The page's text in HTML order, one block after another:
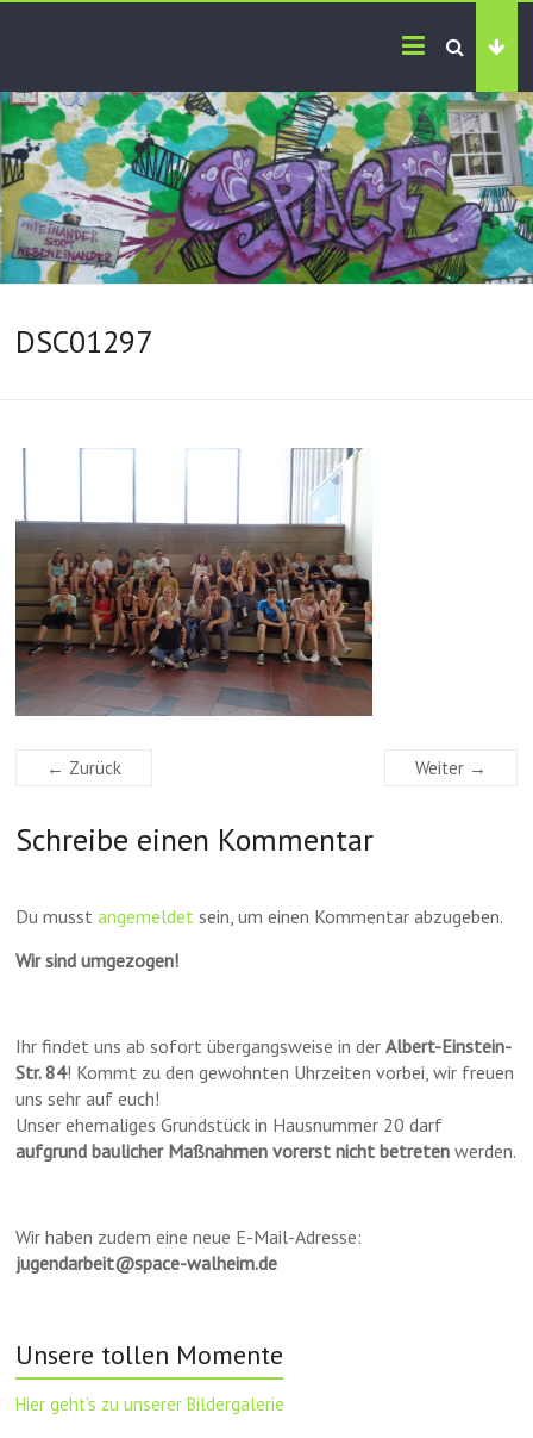
DSC01297
← Zurück Weiter →
Schreibe einen Kommentar
Du musstangemeldet sein, um einen Kommentar abzugeben.
Wir sind umgezogen!
Ihr findet uns ab sofort übergangsweise in derAlbert-Einstein-
Str. 84! Kommt zu den gewohnten Uhrzeiten vorbei, wir freuen
uns sehr auf euch!
Unser ehemaliges Grundstück in Hausnummer 20 darf
aufgrund baulicher Maßnahmen vorerst nicht betreten werden.
Wir haben zudem eine neue E-Mail-Adresse:
jugendarbeit@space-walheim.de
Unsere tollen Momente
Hier geht’s zu unserer Bildergalerie